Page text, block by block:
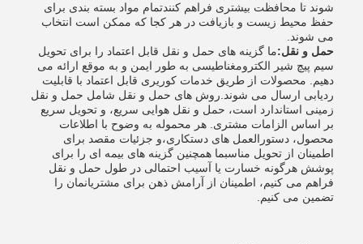
شوند تا محافظت بیشتری فراهم کنندتمام مواد بسته بندی برای
حفظ محیط زیست و بازیافت در هر کجا که ممکن است انتخاب
می شوند.
حمل و نقل:ما گزینه های حمل و نقل قابل اعتماد را برای تحویل
سیم پیچ شیر الکترومغناطیسی به طور ایمن و به موقع ارائه می
دهیم. محصولات از طریق خدمات کوریری قابل اعتماد با قابلیت
ردیابی ارسال می شوند.روش های حمل و نقل شامل حمل و نقل
زمینی استاندارد است، حمل و نقل هوایی سریع، و تحویل سریع
بر اساس الزامات مشتری. هر محموله به وضوح با اطلاعات
محصول، دستورالعمل های دستکاری،و جزئیات مقصد برای
اطمینان از تحویل مناسبما همچنین گزینه های بیمه ای را برای
پوشش هرگونه خسارت یا آسیب احتمالی در طول حمل و نقل
فراهم می کنیم، اطمینان از آرامش ذهن برای مشتریانمان را
تضمین می کنیم.